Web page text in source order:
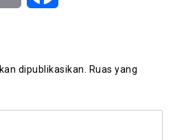
dipublikasikan. Ruas yang